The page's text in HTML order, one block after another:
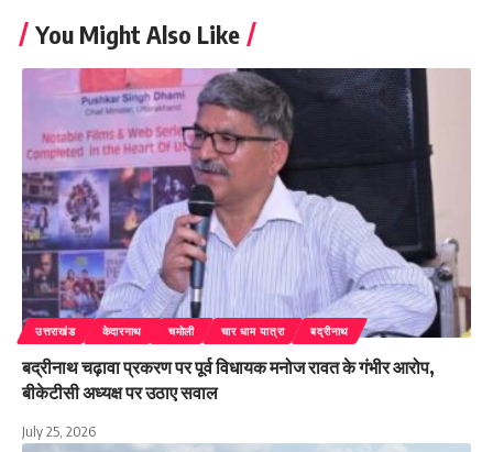
You Might Also Like
उत्तराखंड केदारनाथ चमोली चार धाम यात्रा बद्रीनाथ
बद्रीनाथ चढ़ावा प्रकरण पर पूर्व विधायक मनोज रावत के गंभीर आरोप,
बीकेटीसी अध्यक्ष पर उठाए सवाल
July 25, 2026